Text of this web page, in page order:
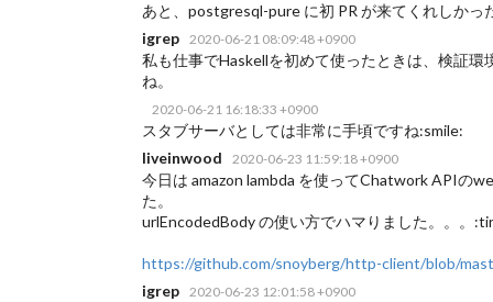
あと、postgresql-pure に初 PR が来てくれしかっ
igrep
2020-06-21 08:09:48 +0900
私も仕事でHaskellを初めて使ったときは、検証
ね。
2020-06-21 16:18:33 +0900
スタブサーバとしては非常に手頃ですね:smile:
liveinwood
2020-06-23 11:59:18 +0900
今日は amazon lambda を使ってChatwork APIの
た。
urlEncodedBody の使い方でハマりました。。。
https://github.com/snoyberg/http-client/blob/
igrep
2020-06-23 12:01:58 +0900